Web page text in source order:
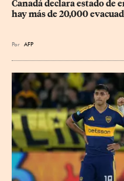
Canadá declara estado de
hay más de 20,000
Por AFP